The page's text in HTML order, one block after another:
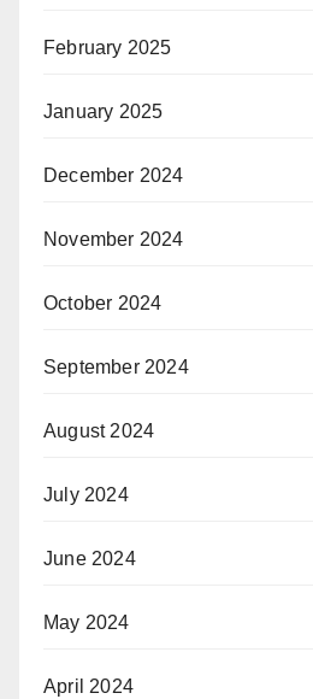
February 2025
January 2025
December 2024
November 2024
October 2024
September 2024
August 2024
July 2024
June 2024
May 2024
April 2024